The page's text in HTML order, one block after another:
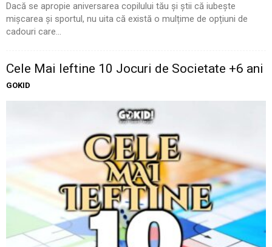
Dacă se apropie aniversarea copilului tău și știi că iubește
mișcarea și sportul, nu uita că există o mulțime de opțiuni de
cadouri care...
Cele Mai Ieftine 10 Jocuri de Societate +6 ani
GOKID